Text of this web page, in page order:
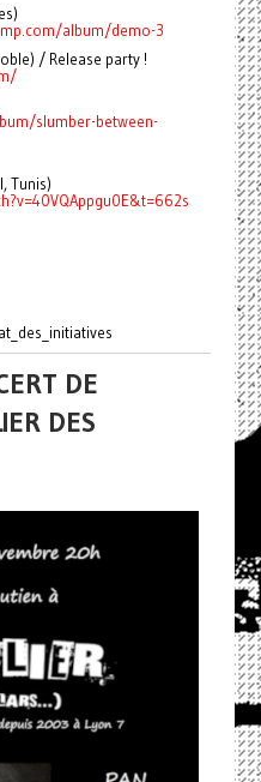
album/demo-3
/ Release party !
slumber-between-
Tunis)
DE
DES